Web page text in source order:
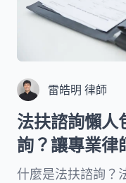
雷皓明 律師
法扶諮詢懶人
詢？讓專業律
什麼是法扶諮詢？